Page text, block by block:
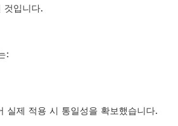
것입니다.
:
실제 적용 시 통일성을 확보했습니다.